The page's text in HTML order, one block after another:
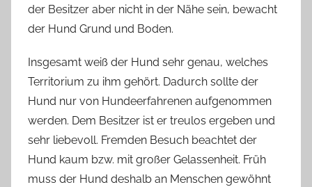
der Besitzer aber nicht in der Nähe sein, bewacht
der Hund Grund und Boden.
Insgesamt weiß der Hund sehr genau, welches
Territorium zu ihm gehört. Dadurch sollte der
Hund nur von Hundeerfahrenen aufgenommen
werden. Dem Besitzer ist er treulos ergeben und
sehr liebevoll. Fremden Besuch beachtet der
Hund kaum bzw. mit großer Gelassenheit. Früh
muss der Hund deshalb an Menschen gewöhnt